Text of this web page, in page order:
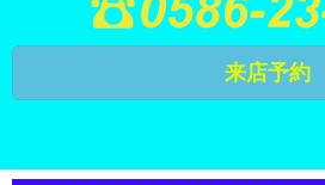
来店予約